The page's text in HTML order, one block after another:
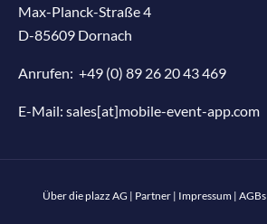
Max-Planck-Straße 4
D-85609 Dornach
Anrufen: +49 (0) 89 26 20 43 469
E-Mail: sales[at]mobile-event-app.com
Über die plazz AG | Partner | Impressum | AGBs